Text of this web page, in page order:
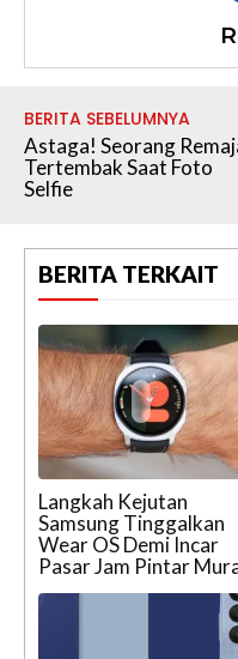
BERITA SEBELUMNYA
Astaga! Seorang
Tertembak Saat Foto
Selfie
BERITA TERKAIT
Langkah Kejutan
Samsung Tinggalkan
Wear OS Demi Incar
Pasar Jam Pintar